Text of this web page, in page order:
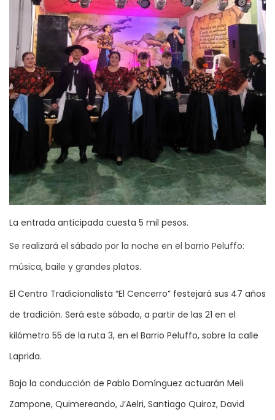
La entrada anticipada cuesta 5 mil pesos.
Se realizará el sábado por la noche en el barrio Peluffo:
música, baile y grandes platos.
El Centro Tradicionalista “El Cencerro” festejará sus 47 años
de tradición. Será este sábado, a partir de las 21 en el
kilómetro 55 de la ruta 3, en el Barrio Peluffo, sobre la calle
Laprida.
Bajo la conducción de Pablo Domínguez actuarán Meli
Zampone, Quimereando, J’Aelri, Santiago Quiroz, David